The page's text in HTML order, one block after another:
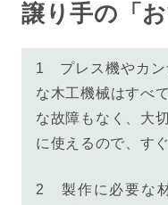
譲り手の「
1 プレス機やカ
な木工機械はすべ
な故障もなく、大
に使えるので、す
2 製作に必要な